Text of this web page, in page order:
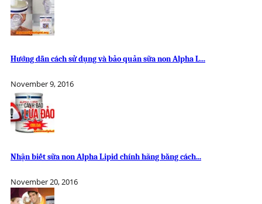
Hướng dẫn cách sử dụng và bảo quản sữa non Alpha L...
November 9, 2016
Nhận biết sữa non Alpha Lipid chính hãng bằng cách...
November 20, 2016